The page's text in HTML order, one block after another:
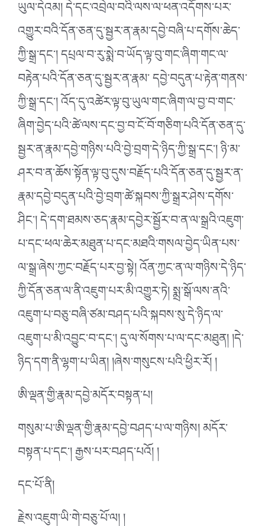
ཡུལ་དེའམ། དེ་དང་འབྲེལ་བའི་ལས་ལ་ཕན་འདོགས་པར་
འགྱུར་བའི་དོན་ཅན་དུ་སྦྱར་ན་རྣམ་དབྱེ་བཞི་པ་དགོས་ཆེད་
ཀྱི་སྒྲ་དང་། དཔྲལ་བ་རུ་སྨེ་བ་ཡོད་ལྟ་བུ་གང་ཞིག་གང་ལ་
བརྟེན་པའི་དོན་ཅན་དུ་སྦྱར་ན་རྣམ་ དབྱེ་བདུན་པ་རྟེན་གནས་
ཀྱི་སྒྲ་དང་། འོད་དུ་འཚེར་ལྟ་བུ་ཡུལ་གང་ཞིག་ལ་བྱ་བ་གང་
ཞིག་བྱེད་པའི་ཚེ་ལས་དང་བྱ་བ་ངོ་བོ་གཅིག་པའི་དོན་ཅན་དུ་
སྦྱར་ན་རྣམ་དབྱེ་གཉིས་པའི་བྱེ་བྲག་དེ་ཉིད་ཀྱི་སྒྲ་དང་། ཉི་མ་
ཤར་བ་ན་ཆོས་སྟོན་ལྟ་བུ་དུས་བརྗོད་པའི་དོན་ཅན་དུ་སྦྱར་ན་
རྣམ་དབྱེ་བདུན་པའི་བྱེ་བྲག་ཚེ་སྐབས་ཀྱི་སྒྲར་ཤེས་དགོས་
ཤིང་། དེ་དག་ཐམས་ཅད་རྣམ་དབྱེར་སྦྱོར་བ་ན་ལ་སྒྲའི་འཇུག་
པ་དང་ཕལ་ཆེར་མཐུན་པ་དང་མཐའི་གསལ་བྱེད་ཡིན་པས་
ལ་སྒྲ་ཞེས་ཀྱང་བརྗོད་པར་བྱ་སྟེ། འོན་ཀྱང་ན་ལ་གཉིས་དེ་ཉིད་
ཀྱི་དོན་ཅན་ལ་ནི་འཇུག་པར་མི་འགྱུར་ཏེ། སྨྲ་སྒོ་ལས་ནའི་
འཇུག་པ་བཅུ་བཞི་ཙམ་བཤད་པའི་སྐབས་སུ་དེ་ཉིད་ལ་
འཇུག་པ་མི་འབྱུང་བ་དང་། དུ་ལ་སོགས་པ་ལ་དང་མཐུན། །དེ་
ཉིད་དག་ནི་ལྷག་པ་ཡིན། །ཞེས་གསུངས་པའི་ཕྱིར་རོ། །
ཨི་ལྡན་གྱི་རྣམ་དབྱེ་མདོར་བསྟན་པ།
གསུམ་པ་ཨི་ལྡན་གྱི་རྣམ་དབྱེ་བཤད་པ་ལ་གཉིས། མདོར་
བསྟན་པ་དང་། རྒྱས་པར་བཤད་པའོ། །
དང་པོ་ནི།